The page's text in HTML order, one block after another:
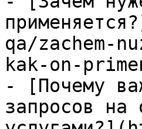
qa/zachem-
kak-on-
- [Почему
запросов на